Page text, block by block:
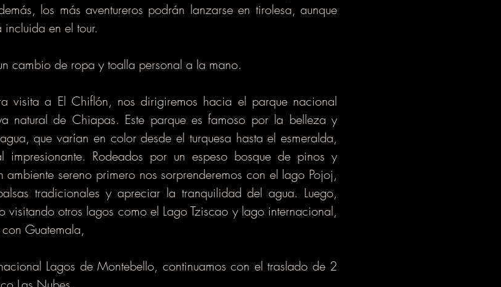
los más aventureros podrán lanzarse en tirolesa, aunque
en el tour.
cambio de ropa y toalla personal a la mano.
visita a El Chiflón, nos dirigiremos hacia el parque nacional
natural de Chiapas. Este parque es famoso por la belleza y
que varían en color desde el turquesa hasta el esmeralda,
impresionante. Rodeados por un espeso bosque de pinos y
ambiente sereno primero nos sorprenderemos con el lago Pojoj,
tradicionales y apreciar la tranquilidad del agua. Luego,
visitando otros lagos como el Lago Tziscao y lago internacional,
Guatemala,
Lagos de Montebello, continuamos con el traslado de 2